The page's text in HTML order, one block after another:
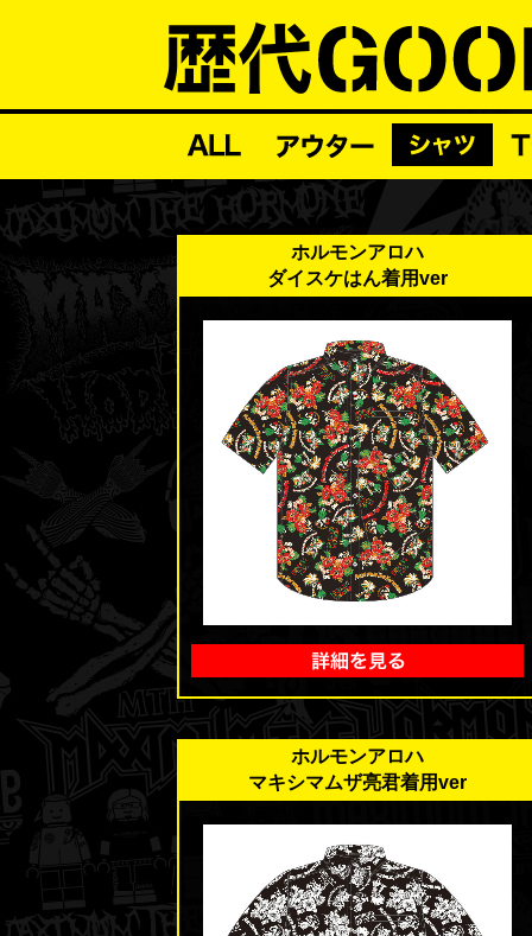
ホルモンアロハ
ダイスケはん着用ver
ホルモンアロハ
マキシマムザ亮君着用ver